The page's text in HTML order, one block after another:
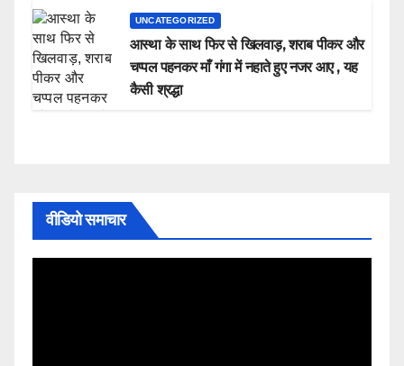
UNCATEGORIZED
आस्था के साथ फिर से खिलवाड़, शराब पीकर और
चप्पल पहनकर माँ गंगा में नहाते हुए नजर आए , यह
कैसी श्रद्धा
वीडियो समाचार